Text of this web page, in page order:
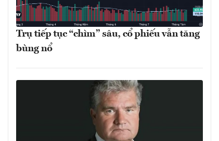
Trụ tiếp tục “chìm” sâu, cổ phiếu vẫn tăng
bùng nổ